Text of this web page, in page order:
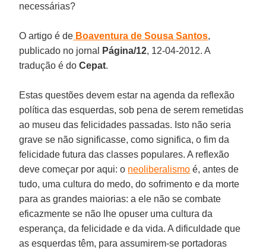
necessárias?
O artigo é de Boaventura de Sousa Santos,
publicado no jornal
Página/12, 12-04-2012. A
tradução é doCepat.
Estas questões devem estar na agenda da reflexão
política das esquerdas, sob pena de serem remetidas
ao museu das felicidades passadas. Isto não seria
grave se não significasse, como significa, o fim da
felicidade futura das classes populares. A reflexão
deve começar por aqui: o neoliberalismo é, antes de
tudo, uma cultura do medo, do sofrimento e da morte
para as grandes maiorias: a ele não se combate
eficazmente se não lhe opuser uma cultura da
esperança, da felicidade e da vida. A dificuldade que
as esquerdas têm, para assumirem-se portadoras